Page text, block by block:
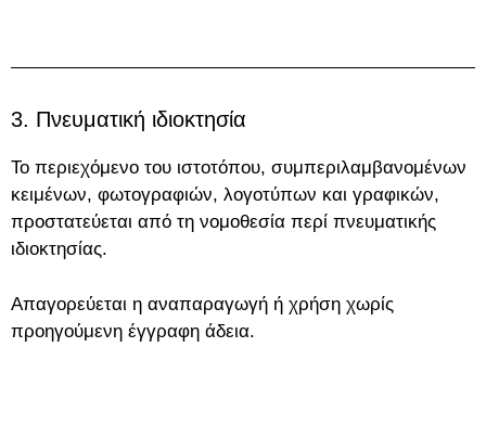
3. Πνευματική ιδιοκτησία
Το περιεχόμενο του ιστοτόπου, συμπεριλαμβανομένων
κειμένων, φωτογραφιών, λογοτύπων και γραφικών,
προστατεύεται από τη νομοθεσία περί πνευματικής
ιδιοκτησίας.
Απαγορεύεται η αναπαραγωγή ή χρήση χωρίς
προηγούμενη έγγραφη άδεια.